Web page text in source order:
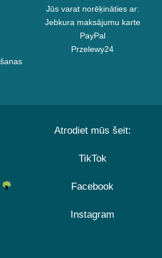
Jūs varat norēķināties ar:
Jebkura maksājumu karte
PayPal
Przelewy24
Atrodiet mūs šeit:
TikTok
Facebook
Instagram